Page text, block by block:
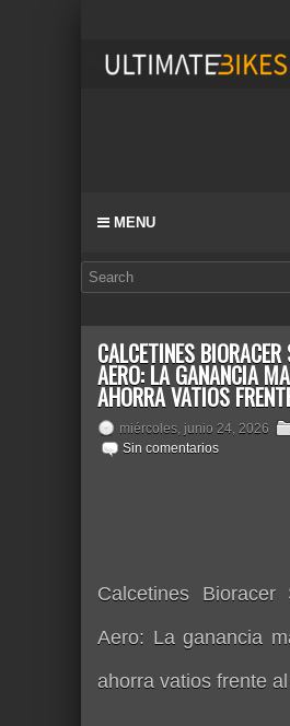
MENU
CALCETINES BIORACER
AERO: LA GANANCIA
AHORRA VATIOS
miércoles, junio 24, 2026
Sin comentarios
Calcetines Bioracer
Aero: La ganancia
ahorra vatios frente